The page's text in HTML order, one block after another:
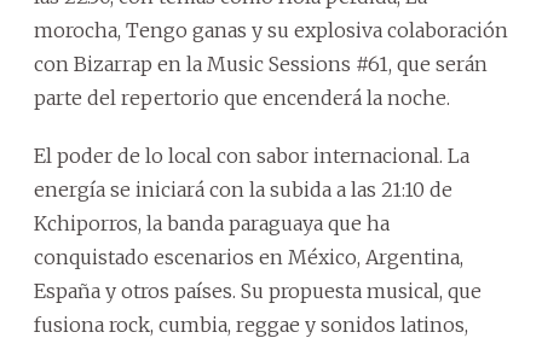
morocha, Tengo ganas y su explosiva colaboración
con Bizarrap en la Music Sessions #61, que serán
parte del repertorio que encenderá la noche.
El poder de lo local con sabor internacional. La
energía se iniciará con la subida a las 21:10 de
Kchiporros, la banda paraguaya que ha
conquistado escenarios en México, Argentina,
España y otros países. Su propuesta musical, que
fusiona rock, cumbia, reggae y sonidos latinos,